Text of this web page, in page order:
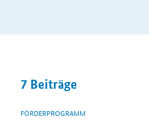
7 Beiträge
FÖRDERPROGRAMM